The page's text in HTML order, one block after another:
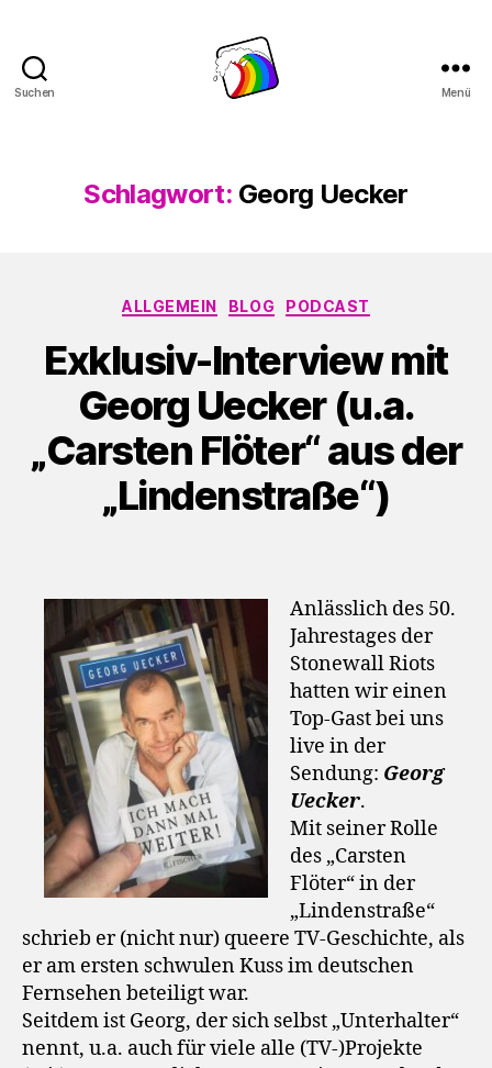
Suchen Menü
Schlagwort: Georg Uecker
Kategorien
ALLGEMEIN BLOG PODCAST
Exklusiv-Interview mit
Georg Uecker (u.a.
„Carsten Flöter“ aus der
„Lindenstraße“)
Anlässlich des 50.
Jahrestages der
Stonewall Riots
hatten wir einen
Top-Gast bei uns
live in der
Sendung: Georg
Uecker.
Mit seiner Rolle
des „Carsten
Flöter“ in der
„Lindenstraße“
schrieb er (nicht nur) queere TV-Geschichte, als
er am ersten schwulen Kuss im deutschen
Fernsehen beteiligt war.
Seitdem ist Georg, der sich selbst „Unterhalter“
nennt, u.a. auch für viele alle (TV-)Projekte